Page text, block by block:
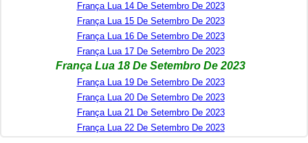
França Lua 14 De Setembro De 2023
França Lua 15 De Setembro De 2023
França Lua 16 De Setembro De 2023
França Lua 17 De Setembro De 2023
França Lua 18 De Setembro De 2023
França Lua 19 De Setembro De 2023
França Lua 20 De Setembro De 2023
França Lua 21 De Setembro De 2023
França Lua 22 De Setembro De 2023